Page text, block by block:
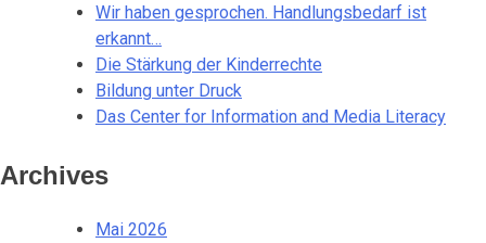
Wir haben gesprochen. Handlungsbedarf ist
erkannt…
Die Stärkung der Kinderrechte
Bildung unter Druck
Das Center for Information and Media Literacy
Archives
Mai 2026